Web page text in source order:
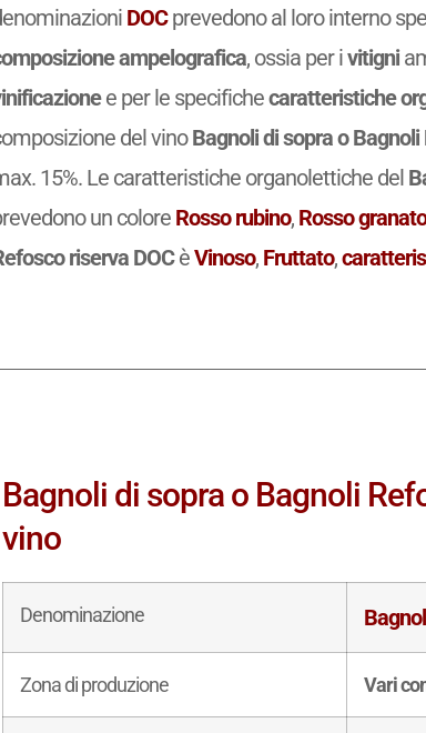
DOCprevedono al loro interno
ampelografica, ossia per ivitigni
e per le specifichecaratteristiche
del vinoBagnoli di sopra o
15%. Le caratteristiche organolettiche del
un colore Rosso rubino, Rosso
riserva DOCèVinoso, Fruttato,
Bagnoli di sopra o Bagnoli
vino
Denominazione
Zona di produzione Vari